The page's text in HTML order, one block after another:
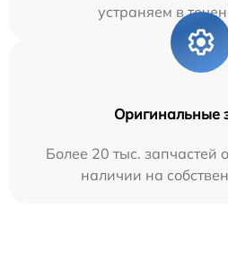
устраняем в
Оригинальные
Более 20 тыс. запчастей
наличии на